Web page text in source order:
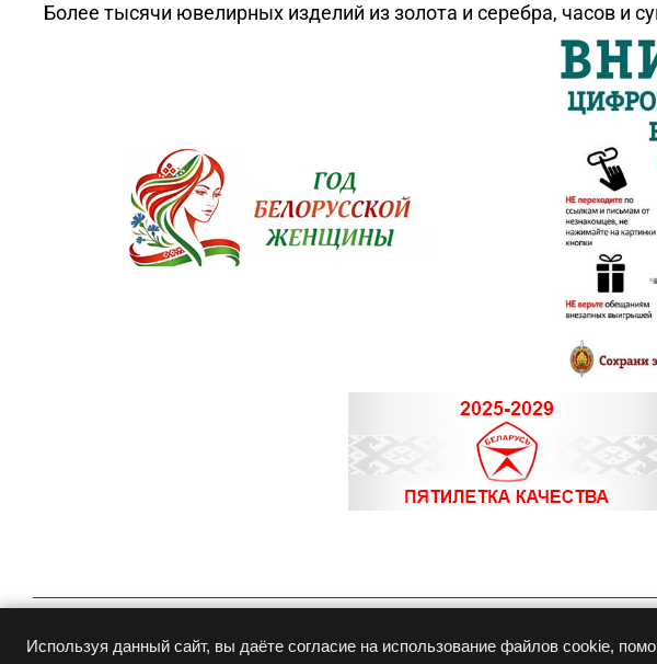
Более тысячи ювелирных изделий из золота и серебра, часов и
© Copyright 2015- 2026 Белювелирторг
Используя данный сайт, вы даёте согласие на использование файлов cookie,